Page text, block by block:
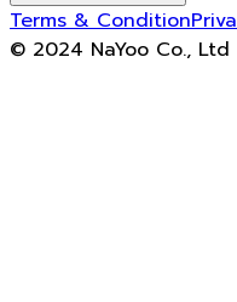
Terms & Condition
© 2024 NaYoo Co., Ltd